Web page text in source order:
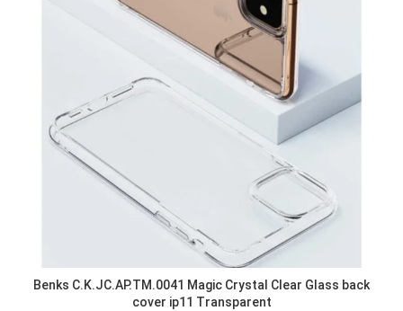
Benks C.K.JC.AP.TM.0041 Magic Crystal Clear Glass back
cover ip11 Transparent